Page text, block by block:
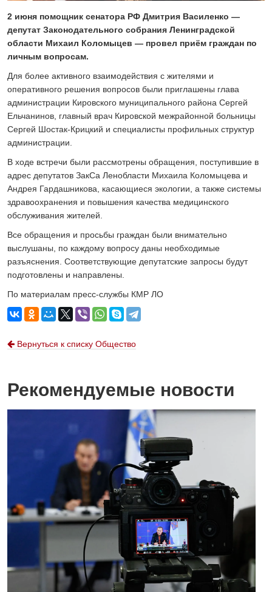
ОБЩЕСТВО
Спрашивали? Отвечаем!
04 АВГУСТА 2026
2 июня помощник сенатора РФ Дмитрия Василенко —
депутат Законодательного собрания Ленинградской
области Михаил Коломыцев — провел приём граждан по
личным вопросам.
Для более активного взаимодействия с жителями и
оперативного решения вопросов были приглашены глава
администрации Кировского муниципального района Сергей
Ельчанинов, главный врач Кировской межрайонной больницы
Сергей Шостак-Крицкий и специалисты профильных структур
администрации. ⁣⁣⠀
В ходе встречи были рассмотрены обращения, поступившие в
адрес депутатов ЗакСа Ленобласти Михаила Коломыцева и
Андрея Гардашникова, касающиеся экологии, а также системы
здравоохранения и повышения качества медицинского
обслуживания жителей.
Все обращения и просьбы граждан были внимательно
выслушаны, по каждому вопросу даны необходимые
разъяснения. Соответствующие депутатские запросы будут
подготовлены и направлены.
По материалам пресс-службы КМР ЛО
Вернуться к списку Общество
Рекомендуемые новости